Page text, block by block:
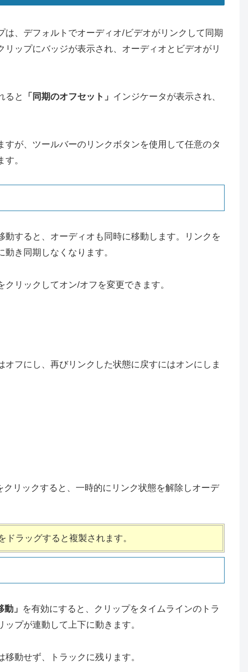
、デフォルトでオーディオ/ビデオがリンクして同期
ップにバッジが表示され、オーディオとビデオがリ
ると 「同期のオフセット」 インジケータが表示され、
が、ツールバーのリンクボタンを使用して任意のタ
。
動すると、オーディオも同時に移動します。リンクを
き同期しなくなります。
リックしてオン/オフを変更できます。
フにし、再びリンクした状態に戻すにはオンにしま
クリックすると、一時的にリンク状態を解除しオーデ
ラッグすると複製されます。
」
を有効にすると、クリップをタイムラインのトラ
プが連動して上下に動きます。
動せず、トラックに残ります。